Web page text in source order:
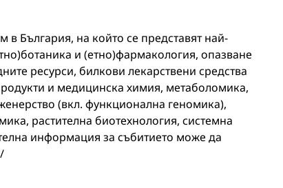
България, на който се представят най-
и (етно)фармакология, опазване
ресурси, билкови лекарствени средства
и медицинска химия, метаболомика,
(вкл. функционална геномика),
растителна биотехнология, системна
информация за събитието може да